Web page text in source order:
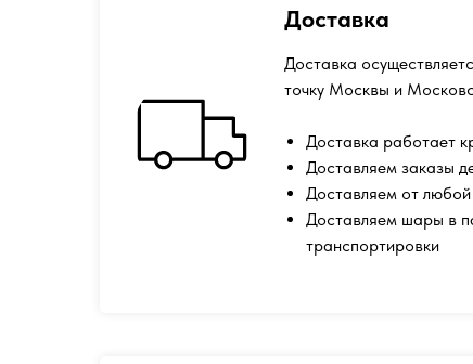
Доставка
Доставка
точку Москвы и
Доставка работает
Доставляем заказы
Доставляем от
Доставляем шары в
транспортировки